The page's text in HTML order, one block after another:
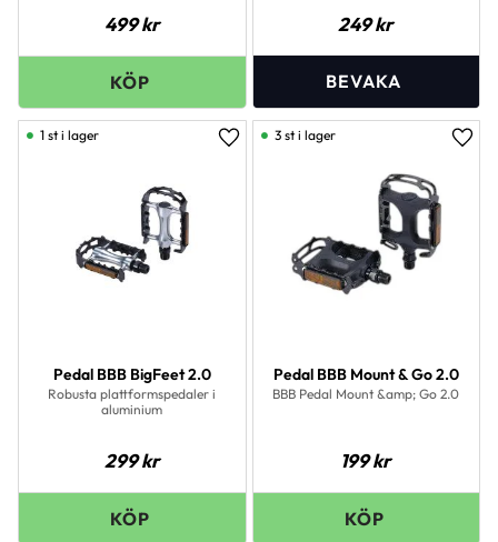
499kr 249kr
Pedal BBB BigFeet 2.0
Robusta plattformspedaler i
aluminium
299kr
Lägg till i favoriter
1 st i lager
Pedal BBB Mount & Go 2.0
BBB Pedal Mount &amp; Go 2.0
199kr
3 st i lager